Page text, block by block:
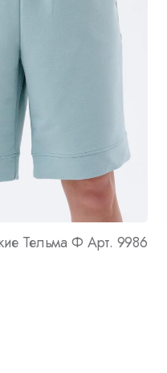
Тельма Ф Арт. 9986